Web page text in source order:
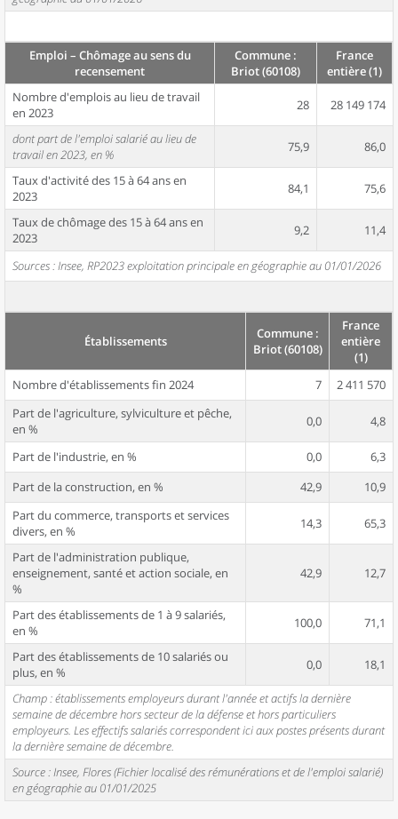
Emploi – Chômage au sens du
recensement
Commune :
Briot (60108)
France
entière (1)
Nombre d'emplois au lieu de travail
en 2023
28 28 149 174
dont part de l'emploi salarié au lieu de
travail en 2023, en %
75,9 86,0
Taux d'activité des 15 à 64 ans en
2023
84,1 75,6
Taux de chômage des 15 à 64 ans en
2023
9,2 11,4
Sources : Insee, RP2023 exploitation principale en géographie au 01/01/2026
Établissements
Commune :
Briot (60108)
France
entière
(1)
Nombre d'établissements fin 2024
7
2 411 570
Part de l'agriculture, sylviculture et pêche,
en %
0,0 4,8
Part de l'industrie, en % 0,0
6,3
Part de la construction, en %
42,9
10,9
Part du commerce, transports et services
divers, en %
14,3 65,3
Part de l'administration publique,
enseignement, santé et action sociale, en
%
42,9 12,7
Part des établissements de 1 à 9 salariés,
en %
100,0 71,1
Part des établissements de 10 salariés ou
plus, en %
0,0 18,1
Champ : établissements employeurs durant l'année et actifs la dernière
semaine de décembre hors secteur de la défense et hors particuliers
employeurs. Les effectifs salariés correspondent ici aux postes présents durant
la dernière semaine de décembre.
Source : Insee, Flores (Fichier localisé des rémunérations et de l'emploi salarié)
en géographie au 01/01/2025